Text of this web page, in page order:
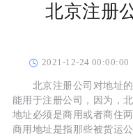
北京注册
2021-12-24 00:00:00
北京注册公司对地址的
能用于注册公司，因为，
地址必须是商用或者商住
商用地址是指那些被货运